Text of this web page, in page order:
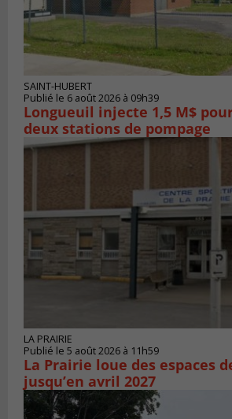
SAINT-HUBERT
Publié le 6 août 2026 à 09h39
Longueuil injecte 1,5 M$
deux stations de pompage
LA PRAIRIE
Publié le 5 août 2026 à 11h59
La Prairie loue des espaces
jusqu’en avril 2027